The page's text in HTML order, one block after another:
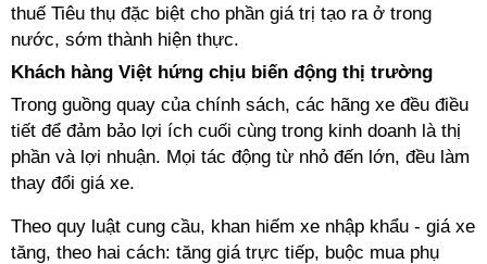
thuế Tiêu thụ đặc biệt cho phần giá trị tạo ra ở trong
nước, sớm thành hiện thực.
Khách hàng Việt hứng chịu biến động thị trường
Trong guồng quay của chính sách, các hãng xe đều điều
tiết để đảm bảo lợi ích cuối cùng trong kinh doanh là thị
phần và lợi nhuận. Mọi tác động từ nhỏ đến lớn, đều làm
thay đổi giá xe.
Theo quy luật cung cầu, khan hiếm xe nhập khẩu - giá xe
tăng, theo hai cách: tăng giá trực tiếp, buộc mua phụ